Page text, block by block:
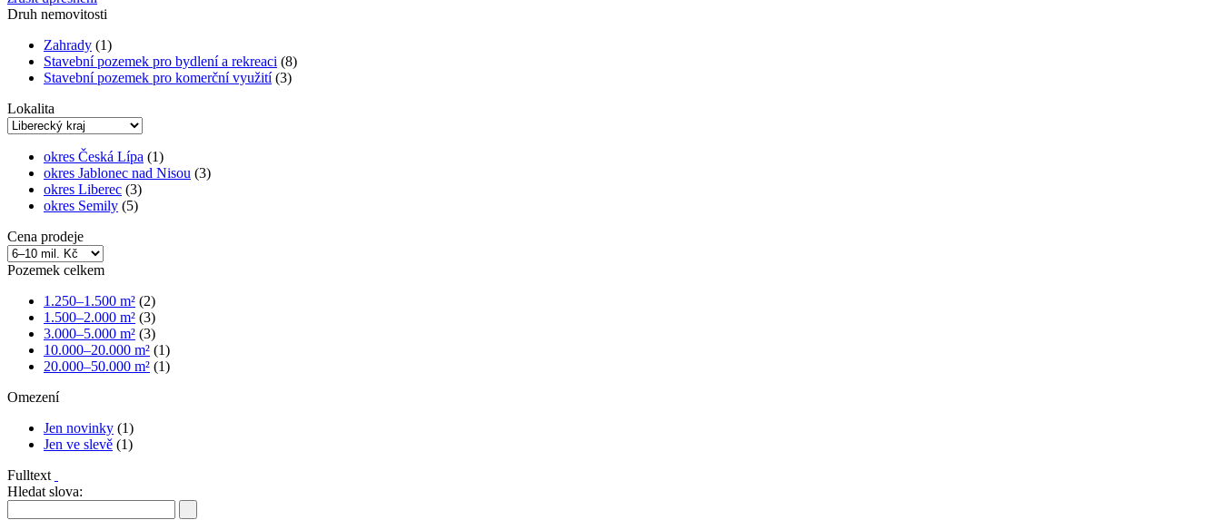
Druh nemovitosti
Zahrady (1)
Stavební pozemek pro bydlení a rekreaci (8)
Stavební pozemek pro komerční využití(3)
Lokalita
okres Česká Lípa (1)
okres Jablonec nad Nisou (3)
okres Liberec (3)
okres Semily (5)
Cena prodeje
Pozemek celkem
1.250–1.500 m² (2)
1.500–2.000 m² (3)
3.000–5.000 m² (3)
10.000–20.000 m² (1)
20.000–50.000 m² (1)
Omezení
Jen novinky (1)
Jen ve slevě (1)
Fulltext
Hledat slova: